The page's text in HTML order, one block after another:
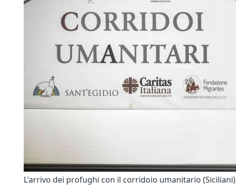
L'arrivo dei profughi con il corridoio umanitario (Siciliani)